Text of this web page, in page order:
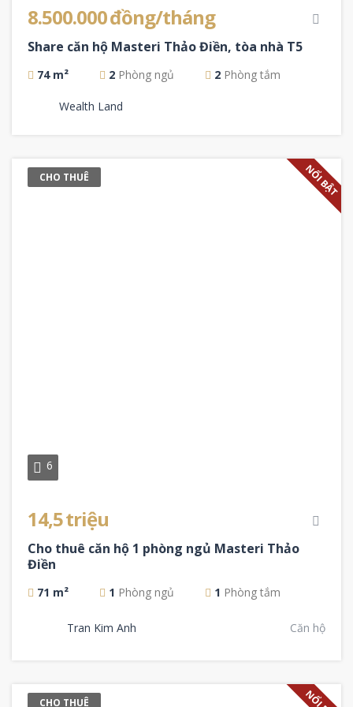
8.500.000 đồng/tháng
Share căn hộ Masteri Thảo Điền, tòa nhà T5
74 m² 2 Phòng ngủ 2 Phòng tắm
Wealth Land
CHO THUÊ NỔI BẬT
6
14,5 triệu
Cho thuê căn hộ 1 phòng ngủ Masteri Thảo
Điền
71 m² 1 Phòng ngủ 1 Phòng tắm
Tran Kim Anh Căn hộ
CHO THUÊ